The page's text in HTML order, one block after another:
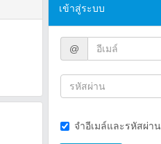
เข้าสู่ระบบ
@
จำอีเมล์และรหัสผ่าน